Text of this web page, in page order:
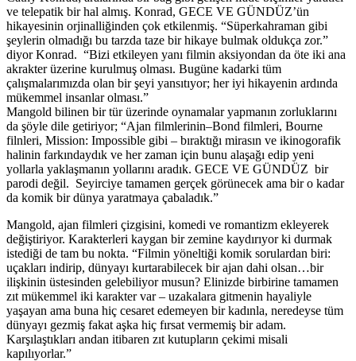
ve telepatik bir hal almış. Konrad, GECE VE GÜNDÜZ’ün
hikayesinin orjinalliğinden çok etkilenmiş. “Süperkahraman gibi
şeylerin olmadığı bu tarzda taze bir hikaye bulmak oldukça zor.”
diyor Konrad. “Bizi etkileyen yanı filmin aksiyondan da öte iki ana
akrakter üzerine kurulmuş olması. Bugüne kadarki tüm
çalışmalarımızda olan bir şeyi yansıtıyor; her iyi hikayenin ardında
mükemmel insanlar olması.”
Mangold bilinen bir tür üzerinde oynamalar yapmanın zorluklarını
da şöyle dile getiriyor; “Ajan filmlerinin–Bond filmleri, Bourne
filnleri, Mission: Impossible gibi – bıraktığı mirasın ve ikinogorafik
halinin farkındaydık ve her zaman için bunu alaşağı edip yeni
yollarla yaklaşmanın yollarını aradık. GECE VE GÜNDÜZ bir
parodi değil. Seyirciye tamamen gerçek görünecek ama bir o kadar
da komik bir dünya yaratmaya çabaladık.”
Mangold, ajan filmleri çizgisini, komedi ve romantizm ekleyerek
değiştiriyor. Karakterleri kaygan bir zemine kaydırıyor ki durmak
istediği de tam bu nokta. “Filmin yöneltiği komik sorulardan biri:
uçakları indirip, dünyayı kurtarabilecek bir ajan dahi olsan…bir
ilişkinin üstesinden gelebiliyor musun? Elinizde birbirine tamamen
zıt mükemmel iki karakter var – uzakalara gitmenin hayaliyle
yaşayan ama buna hiç cesaret edemeyen bir kadınla, neredeyse tüm
dünyayı gezmiş fakat aşka hiç fırsat vermemiş bir adam.
Karşılaştıkları andan itibaren zıt kutupların çekimi misali
kapılıyorlar.”